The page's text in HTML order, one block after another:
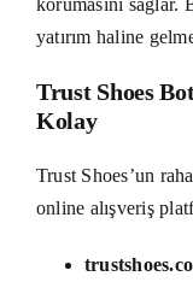
yatırım haline
Trust Shoes
Kolay
Trust Shoes’un
online alışveriş